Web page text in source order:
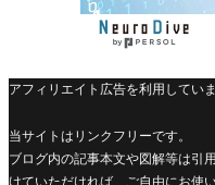
アフィリエイト広告を利用してい
当サイトはリンクフリーです。
ブログ内の記事本文や図解等は引
けていただければ、ご自由にお使